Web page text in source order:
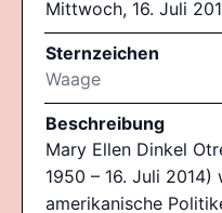
Mittwoch, 16. Juli
Sternzeichen
Waage
Beschreibung
Mary Ellen Dinkel
1950 – 16. Juli 2014)
amerikanische